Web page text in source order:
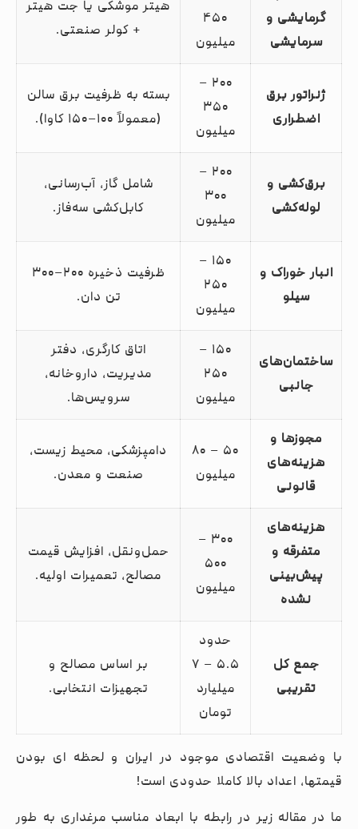
گرمایشی و
سرمایشی
۴۵۰
میلیون
هیتر موشکی یا جت هیتر
+ کولر صنعتی.
ژنراتور برق
اضطراری
۲۰۰ –
۳۵۰
میلیون
بسته به ظرفیت برق سالن
(معمولاً ۱۰۰–۱۵۰ کاوا).
برق‌کشی و
لوله‌کشی
۲۰۰ –
۳۰۰
میلیون
شامل گاز، آب‌رسانی،
کابل‌کشی سه‌فاز.
انبار خوراک و
سیلو
۱۵۰ –
۲۵۰
میلیون
ظرفیت ذخیره ۲۰۰–۳۰۰
تن دان.
ساختمان‌های
جانبی
۱۵۰ –
۲۵۰
میلیون
اتاق کارگری، دفتر
مدیریت، داروخانه،
سرویس‌ها.
مجوزها و
هزینه‌های
قانونی
۵۰ – ۸۰
میلیون
دامپزشکی، محیط زیست،
صنعت و معدن.
هزینه‌های
متفرقه و
پیش‌بینی
نشده
۳۰۰ –
۵۰۰
میلیون
حمل‌ونقل، افزایش قیمت
مصالح، تعمیرات اولیه.
جمع کل
تقریبی
حدود
۵.۵ – ۷
میلیارد
تومان
بر اساس مصالح و
تجهیزات انتخابی.
با وضعیت اقتصادی موجود در ایران و لحظه ای بودن
قیمتها، اعداد بالا کاملا حدودی است!
ما در مقاله زیر در رابطه با ابعاد مناسب مرغداری به طور